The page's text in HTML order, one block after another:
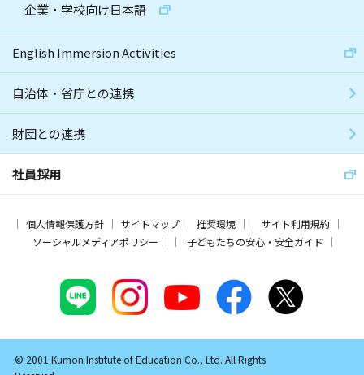
企業・学校向け日本語
English Immersion Activities
自治体・省庁との連携
財団との連携
社員採用
個人情報保護方針 サイトマップ 推奨環境
サイト利用規約
ソーシャルメディアポリシー
子どもたちの安心・安全ガイド
© 2001 Kumon Institute of Education Co., Ltd. All Rights